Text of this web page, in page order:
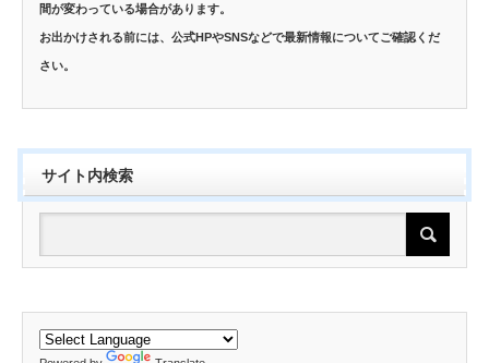
間が変わっている場合があります。
お出かけされる前には、公式HPやSNSなどで最新情報についてご確認くだ
さい。
サイト内検索